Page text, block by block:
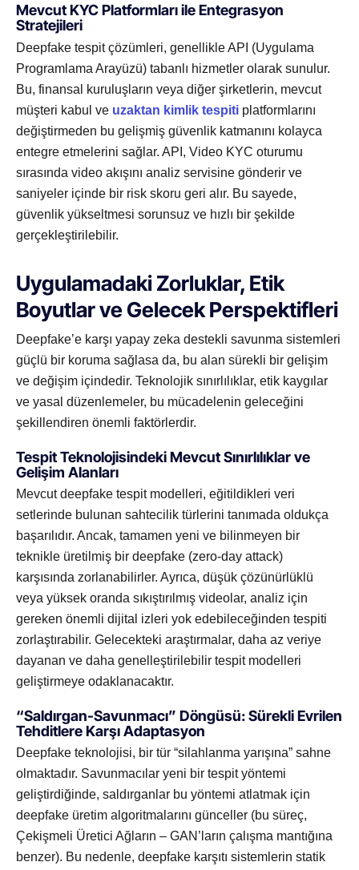
Mevcut KYC Platformları ile Entegrasyon
Stratejileri
Deepfake tespit çözümleri, genellikle API (Uygulama
Programlama Arayüzü) tabanlı hizmetler olarak sunulur.
Bu, finansal kuruluşların veya diğer şirketlerin, mevcut
müşteri kabul ve uzaktan kimlik tespiti platformlarını
değiştirmeden bu gelişmiş güvenlik katmanını kolayca
entegre etmelerini sağlar. API, Video KYC oturumu
sırasında video akışını analiz servisine gönderir ve
saniyeler içinde bir risk skoru geri alır. Bu sayede,
güvenlik yükseltmesi sorunsuz ve hızlı bir şekilde
gerçekleştirilebilir.
Uygulamadaki Zorluklar, Etik
Boyutlar ve Gelecek Perspektifleri
Deepfake’e karşı yapay zeka destekli savunma sistemleri
güçlü bir koruma sağlasa da, bu alan sürekli bir gelişim
ve değişim içindedir. Teknolojik sınırlılıklar, etik kaygılar
ve yasal düzenlemeler, bu mücadelenin geleceğini
şekillendiren önemli faktörlerdir.
Tespit Teknolojisindeki Mevcut Sınırlılıklar ve
Gelişim Alanları
Mevcut deepfake tespit modelleri, eğitildikleri veri
setlerinde bulunan sahtecilik türlerini tanımada oldukça
başarılıdır. Ancak, tamamen yeni ve bilinmeyen bir
teknikle üretilmiş bir deepfake (zero-day attack)
karşısında zorlanabilirler. Ayrıca, düşük çözünürlüklü
veya yüksek oranda sıkıştırılmış videolar, analiz için
gereken önemli dijital izleri yok edebileceğinden tespiti
zorlaştırabilir. Gelecekteki araştırmalar, daha az veriye
dayanan ve daha genelleştirilebilir tespit modelleri
geliştirmeye odaklanacaktır.
“Saldırgan-Savunmacı” Döngüsü: Sürekli Evrilen
Tehditlere Karşı Adaptasyon
Deepfake teknolojisi, bir tür “silahlanma yarışına” sahne
olmaktadır. Savunmacılar yeni bir tespit yöntemi
geliştirdiğinde, saldırganlar bu yöntemi atlatmak için
deepfake üretim algoritmalarını günceller (bu süreç,
Çekişmeli Üretici Ağların – GAN’ların çalışma mantığına
benzer). Bu nedenle, deepfake karşıtı sistemlerin statik